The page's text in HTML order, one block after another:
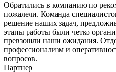
Обратились в компанию по
пожалели. Команда
решение наших задач,
этапы работы были четко
превзошли наши ожидания.
профессионализм и
вопросов.
Партнер